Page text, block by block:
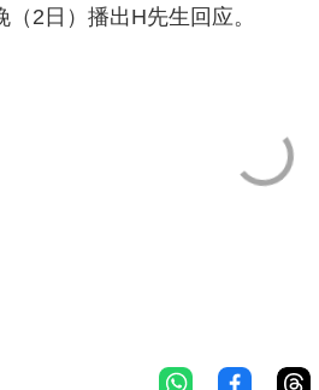
2日）播出H先生回应。